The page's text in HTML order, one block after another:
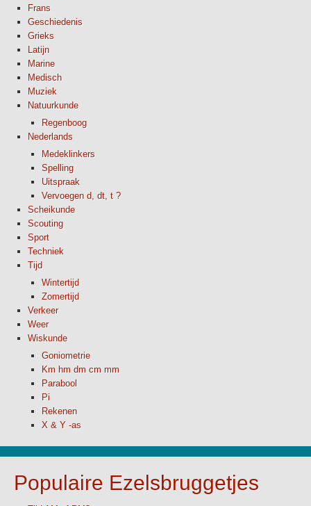
Frans
Geschiedenis
Grieks
Latijn
Marine
Medisch
Muziek
Natuurkunde
Regenboog
Nederlands
Medeklinkers
Spelling
Uitspraak
Vervoegen d, dt, t ?
Scheikunde
Scouting
Sport
Techniek
Tijd
Wintertijd
Zomertijd
Verkeer
Weer
Wiskunde
Goniometrie
Km hm dm cm mm
Parabool
Pi
Rekenen
X & Y -as
Populaire Ezelsbruggetjes